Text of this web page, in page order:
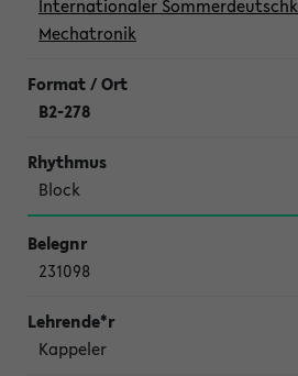
Internationaler
Mechatronik
B2-278
Block
231098
Kappeler